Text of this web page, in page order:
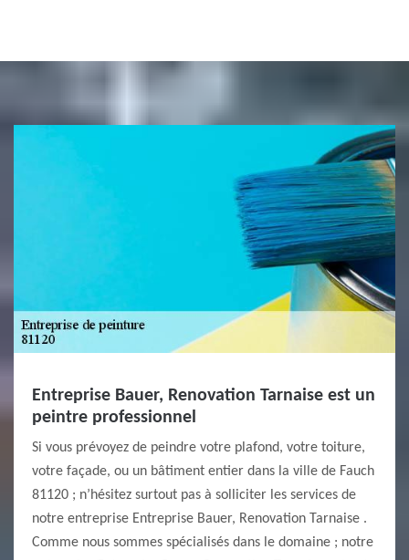
Entreprise Bauer, Renovation Tarnaise est un
peintre professionnel
Si vous prévoyez de peindre votre plafond, votre toiture,
votre façade, ou un bâtiment entier dans la ville de Fauch
81120 ; n’hésitez surtout pas à solliciter les services de
notre entreprise Entreprise Bauer, Renovation Tarnaise .
Comme nous sommes spécialisés dans le domaine ; notre